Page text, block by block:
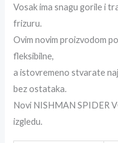
Vosak ima snagu gorile i
frizuru.
Ovim novim proizvodom
fleksibilne,
a istovremeno stvarate
bez ostataka.
Novi NISHMAN SPIDER
izgledu.